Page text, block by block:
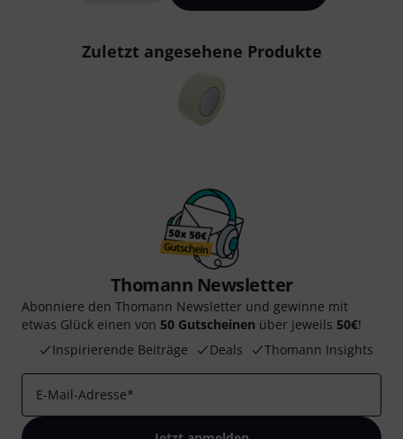
Zuletzt angesehene Produkte
Thomann Newsletter
Abonniere den Thomann Newsletter und gewinne mit
etwas Glück einen von 50 Gutscheinen über jeweils 50€!
Inspirierende Beiträge
Deals Thomann Insights
E-Mail-Adresse*